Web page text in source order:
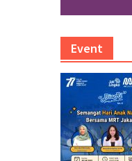
Event